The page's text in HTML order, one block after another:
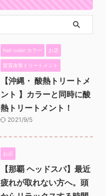
hair color カラー お店
髪質改善トリートメント
【沖縄・ 酸熱トリートメ
ント 】カラーと同時に酸
熱トリートメント！
2021/9/5
お店
【那覇 ヘッドスパ】最近
疲れが取れない方へ。頭